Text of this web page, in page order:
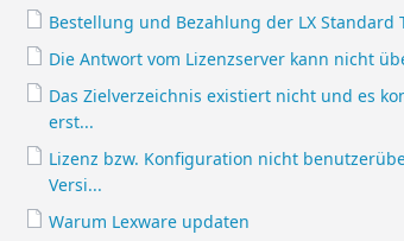
Bestellung und Bezahlung der LX Standard
Die Antwort vom Lizenzserver kann nicht
Das Zielverzeichnis existiert nicht und es
erst...
Lizenz bzw. Konfiguration nicht
Versi...
Warum Lexware updaten